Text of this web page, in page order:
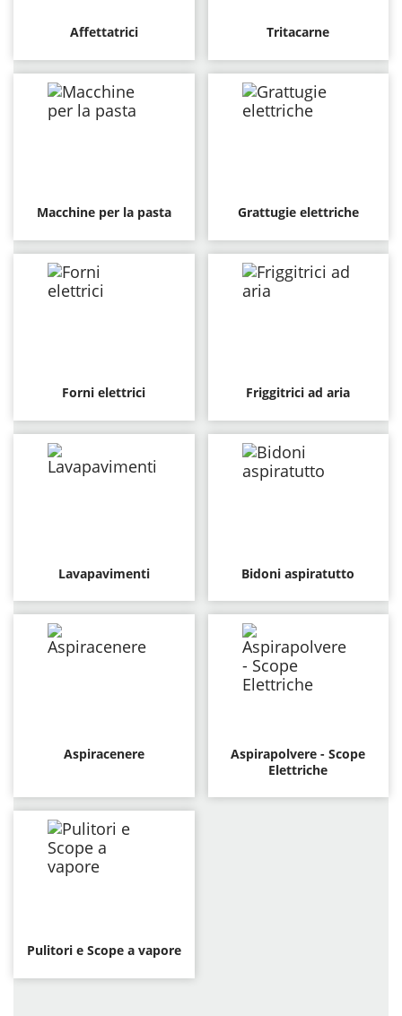
Affettatrici Tritacarne
Macchine per la pasta Grattugie elettriche
Forni elettrici Friggitrici ad aria
Lavapavimenti Bidoni aspiratutto
Aspiracenere
Aspirapolvere - Scope
Elettriche
Pulitori e Scope a vapore